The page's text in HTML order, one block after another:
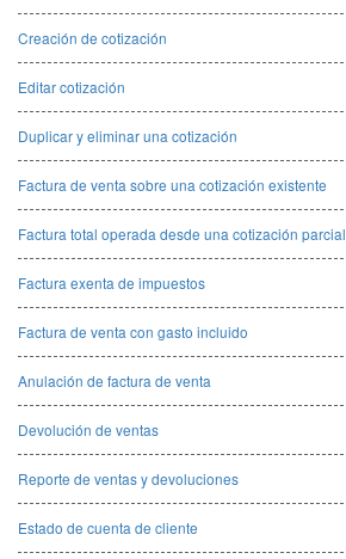
Creación de cotización
Editar cotización
Duplicar y eliminar una cotización
Factura de venta sobre una cotización existente
Factura total operada desde una cotización parcial
Factura exenta de impuestos
Factura de venta con gasto incluido
Anulación de factura de venta
Devolución de ventas
Reporte de ventas y devoluciones
Estado de cuenta de cliente